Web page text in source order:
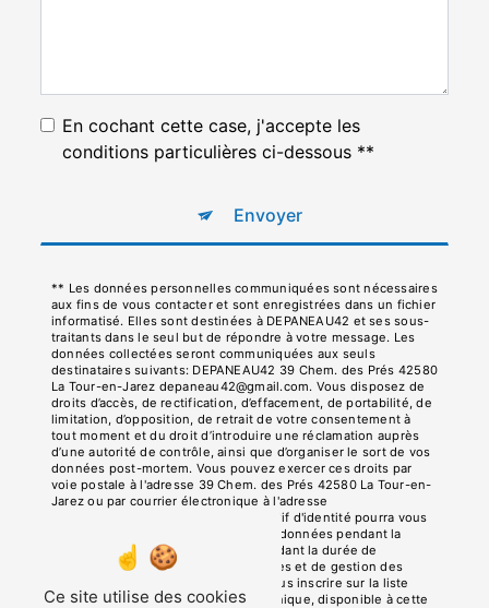
En cochant cette case, j'accepte les
conditions particulières ci-dessous **
Envoyer
** Les données personnelles communiquées sont nécessaires
aux fins de vous contacter et sont enregistrées dans un fichier
informatisé. Elles sont destinées à DEPANEAU42 et ses sous-
traitants dans le seul but de répondre à votre message. Les
données collectées seront communiquées aux seuls
destinataires suivants: DEPANEAU42 39 Chem. des Prés 42580
La Tour-en-Jarez depaneau42@gmail.com. Vous disposez de
droits d’accès, de rectification, d’effacement, de portabilité, de
limitation, d’opposition, de retrait de votre consentement à
tout moment et du droit d’introduire une réclamation auprès
d’une autorité de contrôle, ainsi que d’organiser le sort de vos
données post-mortem. Vous pouvez exercer ces droits par
voie postale à l'adresse 39 Chem. des Prés 42580 La Tour-en-
Jarez ou par courrier électronique à l'adresse
depaneau42@gmail.com. Un justificatif d'identité pourra vous
être demandé. Nous conservons vos données pendant la
période de prise de contact puis pendant la durée de
prescription légale aux fins probatoires et de gestion des
contentieux. Vous avez le droit de vous inscrire sur la liste
d'opposition au démarchage téléphonique, disponible à cette
Ce site utilise des cookies